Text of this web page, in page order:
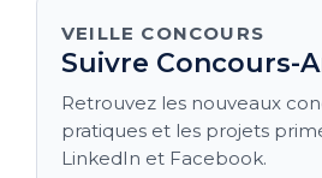
VEILLE CONCOURS
Suivre Concours-
Retrouvez les nouveaux
pratiques et les projets
LinkedIn et Facebook.